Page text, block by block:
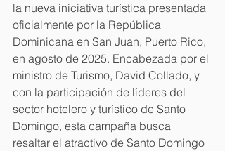
la nueva iniciativa turística presentada
oficialmente por la República
Dominicana en San Juan, Puerto Rico,
en agosto de 2025. Encabezada por el
ministro de Turismo, David Collado, y
con la participación de líderes del
sector hotelero y turístico de Santo
Domingo, esta campaña busca
resaltar el atractivo de Santo Domingo